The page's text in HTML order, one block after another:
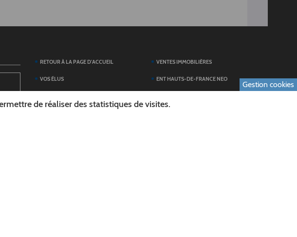
RETOUR À LA PAGE D'ACCUEIL
VOS ÉLUS
DÉPARTEMENT
VENTES IMMOBILIÈRES
ENT HAUTS-DE-FRANCE NEO
Gestion cookies
de réaliser des statistiques de visites.